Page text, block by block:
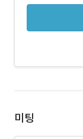
미팅